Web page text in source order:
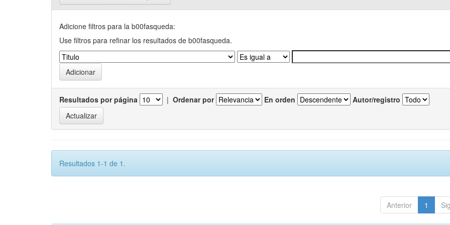
Adicione filtros para la b00fasqueda:
Use filtros para refinar los resultados de b00fasqueda.
Resultados por página | Ordenar por En orden Autor/registro
Resultados 1-1 de 1.
Anterior 1